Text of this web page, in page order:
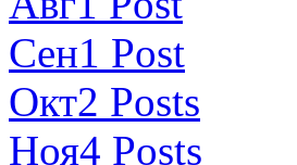
Сен1 Post
Окт2 Posts
Ноя4 Posts